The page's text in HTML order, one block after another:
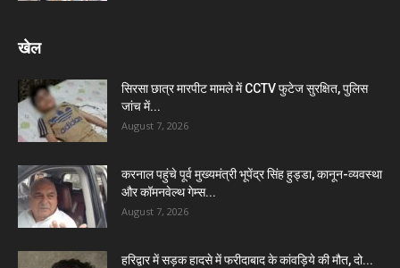
खेल
सिरसा छात्र मारपीट मामले में CCTV फुटेज सुरक्षित, पुलिस
जांच में...
August 7, 2026
करनाल पहुंचे पूर्व मुख्यमंत्री भूपेंद्र सिंह हुड्डा, कानून-व्यवस्था
और कॉमनवेल्थ गेम्स...
August 7, 2026
हरिद्वार में सड़क हादसे में फरीदाबाद के कांवड़िये की मौत, दो...